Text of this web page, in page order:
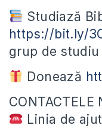
Studiază
https://bit.ly/
grup de studiu
Donează
CONTACTELE
Linia de